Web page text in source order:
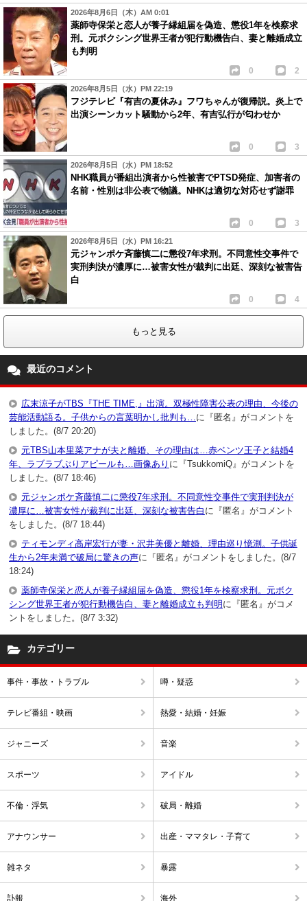
2026年8月6日（木）AM 0:01
薬師寺保栄と恋人が養子縁組届を偽造、懲役1年を検察求
刑。元ボクシング世界王者が犯行動機告白、妻と離婚成立
も判明
0 2
2026年8月5日（水）PM 22:19
フジテレビ『有吉の夏休み』フワちゃんが復帰説。炎上で
出演シーンカット騒動から2年、有吉弘行が匂わせか
0 3
2026年8月5日（水）PM 18:52
NHK職員が番組出演者から性被害でPTSD発症、加害者の
名前・性別は非公表で物議。NHKは適切な対応せず謝罪
0 3
2026年8月5日（水）PM 16:21
元ジャンポケ斉藤慎二に懲役7年求刑。不同意性交事件で
実刑判決が濃厚に…被害女性が裁判に出廷、深刻な被害告
白
0 4
もっと見る
最近のコメント
広末涼子がTBS『THE TIME,』出演。双極性障害公表の理由、今後の
芸能活動語る。子供からの言葉明かし批判も… に『匿名』がコメントを
しました。(8/7 20:20)
元TBS山本里菜アナが夫と離婚、その理由は…赤ベンツ王子と結婚4
年、ラブラブぶりアピールも…画像あり に『TsukkomiQ』がコメントを
しました。(8/7 18:46)
元ジャンポケ斉藤慎二に懲役7年求刑。不同意性交事件で実刑判決が
濃厚に…被害女性が裁判に出廷、深刻な被害告白 に『匿名』がコメント
をしました。(8/7 18:44)
ティモンディ高岸宏行が妻・沢井美優と離婚、理由巡り憶測。子供誕
生から2年未満で破局に驚きの声に『匿名』がコメントをしました。(8/7
18:24)
薬師寺保栄と恋人が養子縁組届を偽造、懲役1年を検察求刑。元ボク
シング世界王者が犯行動機告白、妻と離婚成立も判明 に『匿名』がコメ
ントをしました。(8/7 3:32)
カテゴリー
事件・事故・トラブル 噂・疑惑
テレビ番組・映画 熱愛・結婚・妊娠
ジャニーズ 音楽
スポーツ アイドル
不倫・浮気 破局・離婚
アナウンサー 出産・ママタレ・子育て
雑ネタ 暴露
訃報 海外